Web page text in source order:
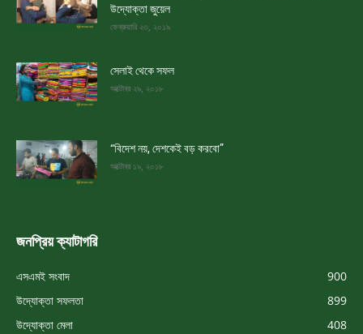
উদ্যোক্তা জুয়েল
ফেব্রুয়ারি ২৩, ২০১৯
সেলাই থেকে সফল
অক্টোবর ২৯, ২০১৮
“বিদেশ নয়, দেশকেই বড় করবো”
অক্টোবর ১৯, ২০১৮
জনপ্রিয় ক্যাটাগরি
এসএমই সংবাদ
900
উদ্যোক্তা সফলতা
899
উদ্যোক্তা মেলা
408